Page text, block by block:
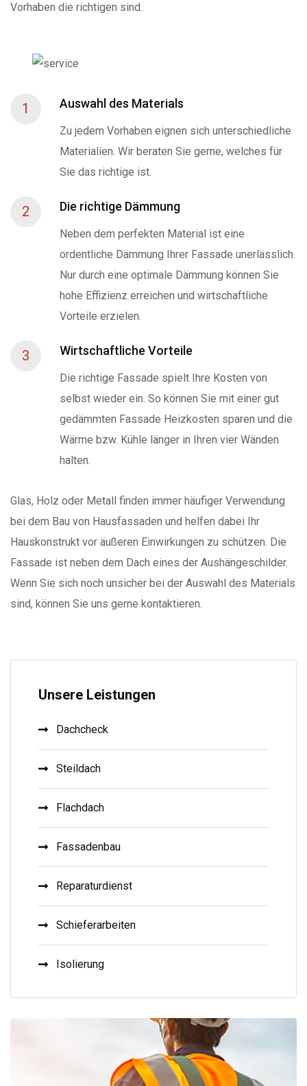
Vorhaben die richtigen sind.
1 Auswahl des Materials
Zu jedem Vorhaben eignen sich unterschiedliche
Materialien. Wir beraten Sie gerne, welches für
Sie das richtige ist.
2 Die richtige Dämmung
Neben dem perfekten Material ist eine
ordentliche Dämmung Ihrer Fassade unerlässlich.
Nur durch eine optimale Dämmung können Sie
hohe Effizienz erreichen und wirtschaftliche
Vorteile erzielen.
3 Wirtschaftliche Vorteile
Die richtige Fassade spielt Ihre Kosten von
selbst wieder ein. So können Sie mit einer gut
gedämmten Fassade Heizkosten sparen und die
Wärme bzw. Kühle länger in Ihren vier Wänden
halten.
Glas, Holz oder Metall finden immer häufiger Verwendung
bei dem Bau von Hausfassaden und helfen dabei Ihr
Hauskonstrukt vor äußeren Einwirkungen zu schützen. Die
Fassade ist neben dem Dach eines der Aushängeschilder.
Wenn Sie sich noch unsicher bei der Auswahl des Materials
sind, können Sie uns gerne kontaktieren.
Unsere Leistungen
Dachcheck
Steildach
Flachdach
Fassadenbau
Reparaturdienst
Schieferarbeiten
Isolierung